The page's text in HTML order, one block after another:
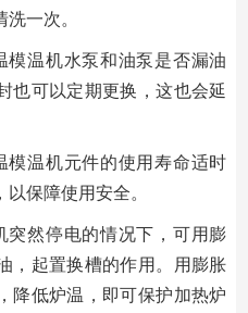
一次。
模温机水泵和油泵是否漏油
也可以定期更换，这也会延
模温机元件的使用寿命适时
保障使用安全。
突然停电的情况下，可用膨
，起置换槽的作用。用膨胀
降低炉温，即可保护加热炉